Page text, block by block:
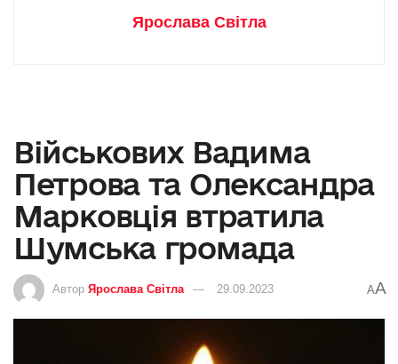
Ярослава Світла
Військових Вадима
Петрова та Олександра
Марковція втратила
Шумська громада
Автор Ярослава Світла 29.09.2023 AA